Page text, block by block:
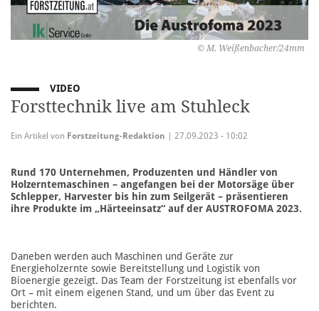
© M. Weißenbacher/24mm
VIDEO
Forsttechnik live am Stuhleck
Ein Artikel von Forstzeitung-Redaktion | 27.09.2023 - 10:02
Rund 170 Unternehmen, Produzenten und Händler von
Holzerntemaschinen – angefangen bei der Motorsäge über
Schlepper, Harvester bis hin zum Seilgerät – präsentieren
ihre Produkte im „Härteeinsatz“ auf der AUSTROFOMA 2023.
Daneben werden auch Maschinen und Geräte zur
Energieholzernte sowie Bereitstellung und Logistik von
Bioenergie gezeigt. Das Team der Forstzeitung ist ebenfalls vor
Ort – mit einem eigenen Stand, und um über das Event zu
berichten.